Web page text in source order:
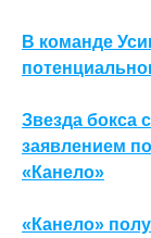
В команде
Звезда бокса
заявлением
«Канело»
«Канело»